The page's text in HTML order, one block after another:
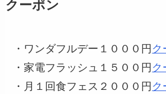
クーポン
・ワンダフルデー１０００円 ク
・家電フラッシュ１５００円 ク
・月１回食フェス２０００円 ク